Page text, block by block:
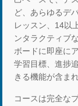
ど、あらゆるデ
レッスン、14以
ンタラクティブ
ボードに即座に
学習目標、進捗
きる機能が含ま
コースは完全な